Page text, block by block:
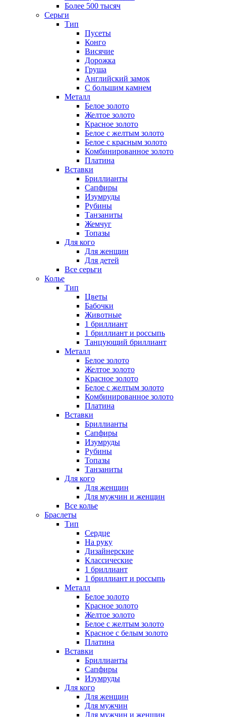
Более 500 тысяч
Серьги
Тип
Пусеты
Конго
Висячие
Дорожка
Груша
Английский замок
С большим камнем
Металл
Белое золото
Желтое золото
Красное золото
Белое с желтым золото
Белое с красным золото
Комбинированное золото
Платина
Вставки
Бриллианты
Сапфиры
Изумруды
Рубины
Танзаниты
Жемчуг
Топазы
Для кого
Для женщин
Для детей
Все серьги
Колье
Тип
Цветы
Бабочки
Животные
1 бриллиант
1 бриллиант и россыпь
Танцующий бриллиант
Металл
Белое золото
Желтое золото
Красное золото
Белое с желтым золото
Комбинированное золото
Платина
Вставки
Бриллианты
Сапфиры
Изумруды
Рубины
Топазы
Танзаниты
Для кого
Для женщин
Для мужчин и женщин
Все колье
Браслеты
Тип
Сердце
На руку
Дизайнерские
Классические
1 бриллиант
1 бриллиант и россыпь
Металл
Белое золото
Красное золото
Желтое золото
Белое с желтым золото
Красное с белым золото
Платина
Вставки
Бриллианты
Сапфиры
Изумруды
Для кого
Для женщин
Для мужчин
Для мужчин и женщин